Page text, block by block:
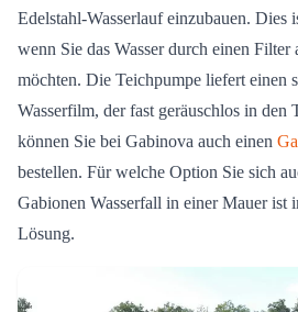
Edelstahl-Wasserlauf einzubauen. Dies
wenn Sie das Wasser durch einen Filter
möchten. Die Teichpumpe liefert einen
Wasserfilm, der fast geräuschlos in den
können Sie bei Gabinova auch einen
bestellen. Für welche Option Sie sich
Gabionen Wasserfall in einer Mauer ist
Lösung.